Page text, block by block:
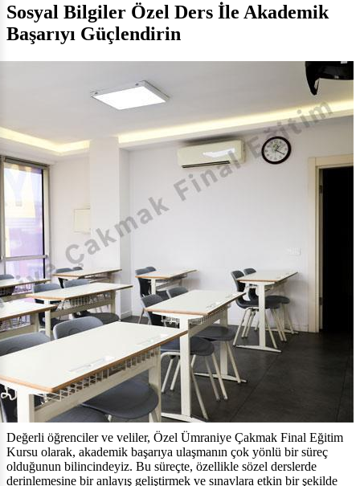
Sosyal Bilgiler Özel Ders İle Akademik
Başarıyı Güçlendirin
Değerli öğrenciler ve veliler, Özel Ümraniye Çakmak Final Eğitim
Kursu olarak, akademik başarıya ulaşmanın çok yönlü bir süreç
olduğunun bilincindeyiz. Bu süreçte, özellikle sözel derslerde
derinlemesine bir anlayış geliştirmek ve sınavlara etkin bir şekilde